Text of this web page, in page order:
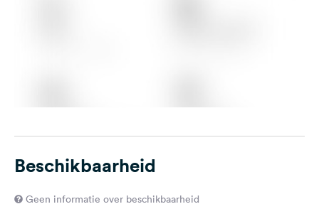
Beschikbaarheid
Geen informatie over beschikbaarheid